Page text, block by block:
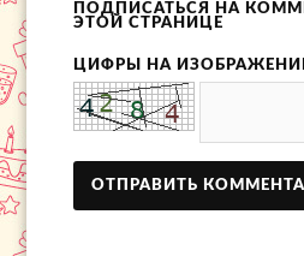
ПОДПИСАТЬСЯ НА
ЭТОЙ СТРАНИЦЕ
ЦИФРЫ НА